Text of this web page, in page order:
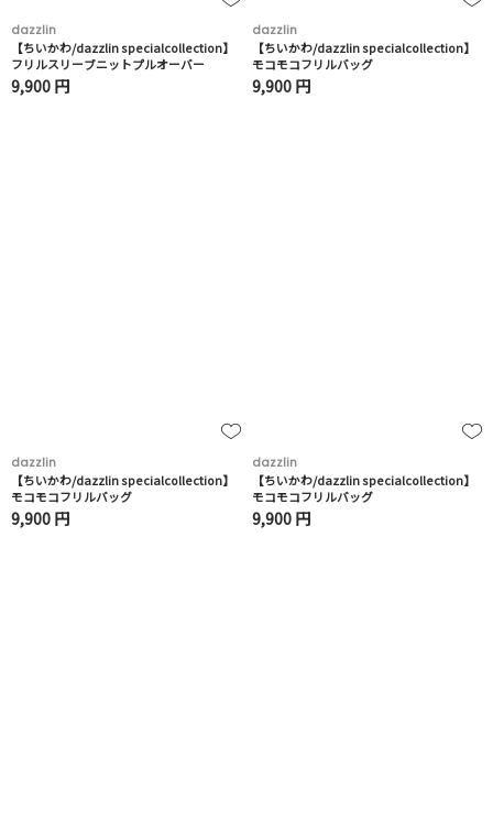
dazzlin
【ちいかわ/dazzlin specialcollection】
フリルスリーブニットプルオーバー
9,900 円
dazzlin
【ちいかわ/dazzlin specialcollection】
モコモコフリルバッグ
9,900 円
dazzlin
【ちいかわ/dazzlin specialcollection】
モコモコフリルバッグ
9,900 円
dazzlin
【ちいかわ/dazzlin specialcollection】
モコモコフリルバッグ
9,900 円